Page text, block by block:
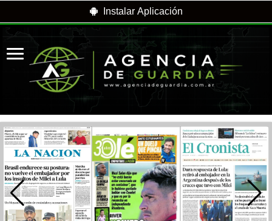
Instalar Aplicación